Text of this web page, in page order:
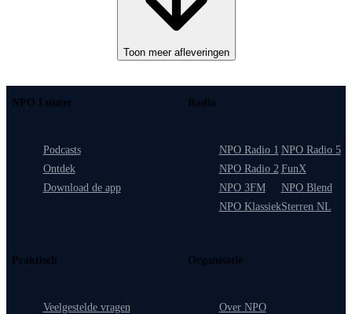
Toon meer afleveringen
NPO Luister
Podcasts
Ontdek
Download de app
Radio
NPO Radio 1
NPO Radio 2
NPO 3FM
NPO Klassiek
NPO Radio 5
FunX
NPO Blend
Sterren NL
Praktisch
Veelgestelde vragen
Organisatie
Over NPO